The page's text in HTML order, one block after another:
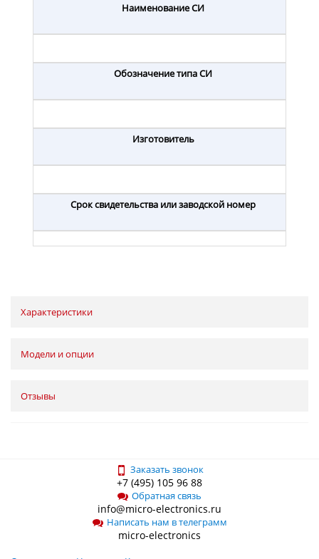
Наименование СИ
Обозначение типа СИ
Изготовитель
Срок свидетельства или заводской номер
Характеристики
Модели и опции
Отзывы
Заказать звонок
+7 (495) 105 96 88
Обратная связь
info@micro-electronics.ru
Написать нам в телеграмм
micro-electronics